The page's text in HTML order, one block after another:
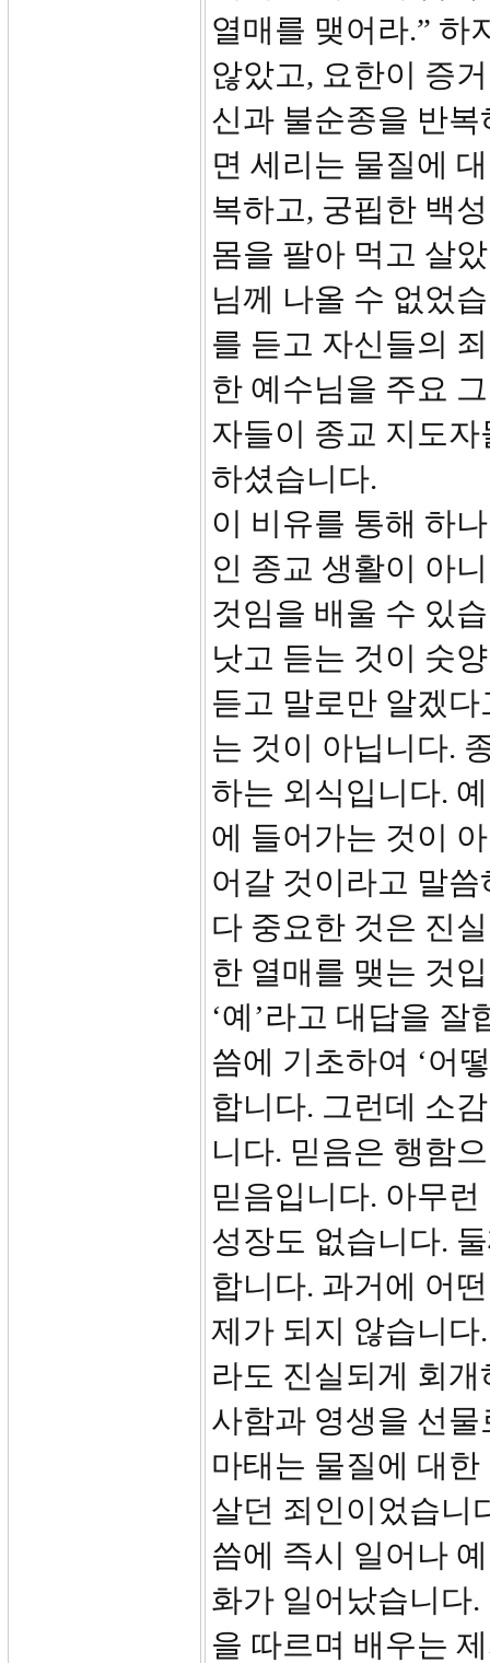
열매를 맺어라.” 하
않았고, 요한이 증
신과 불순종을 반
면 세리는 물질에
복하고, 궁핍한 백
몸을 팔아 먹고 살
님께 나올 수 없었
를 듣고 자신들의
한 예수님을 주요
자들이 종교 지도
하셨습니다.
이 비유를 통해 하
인 종교 생활이 아
것임을 배울 수 있
낫고 듣는 것이 숫
듣고 말로만 알겠
는 것이 아닙니다.
하는 외식입니다.
에 들어가는 것이
어갈 것이라고 말
다 중요한 것은 진
한 열매를 맺는 것
‘예’라고 대답을
씀에 기초하여 ‘어
합니다. 그런데 소
니다. 믿음은 행함
믿음입니다. 아무
성장도 없습니다.
합니다. 과거에 어
제가 되지 않습니
라도 진실되게 회
사함과 영생을 선
마태는 물질에 대
살던 죄인이었습니
씀에 즉시 일어나
화가 일어났습니다
을 따르며 배우는